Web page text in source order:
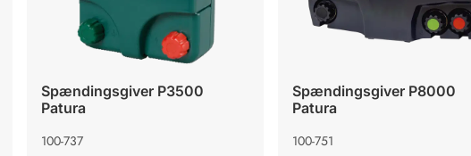
Spændingsgiver P3500
Patura
100-737
Spændingsgiver P8000
Patura
100-751